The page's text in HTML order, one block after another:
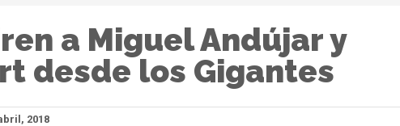
a Miguel Andújar y
desde los Gigantes
2018